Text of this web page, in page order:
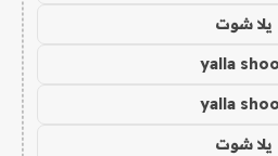
يلا شوت
yalla
yalla
يلا شوت